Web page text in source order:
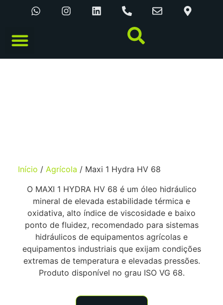
Início / Agrícola / Maxi 1 Hydra HV 68
O MAXI 1 HYDRA HV 68 é um óleo hidráulico
mineral de elevada estabilidade térmica e
oxidativa, alto índice de viscosidade e baixo
ponto de fluidez, recomendado para sistemas
hidráulicos de equipamentos agrícolas e
equipamentos industriais que exijam condições
extremas de temperatura e elevadas pressões.
Produto disponível no grau ISO VG 68.